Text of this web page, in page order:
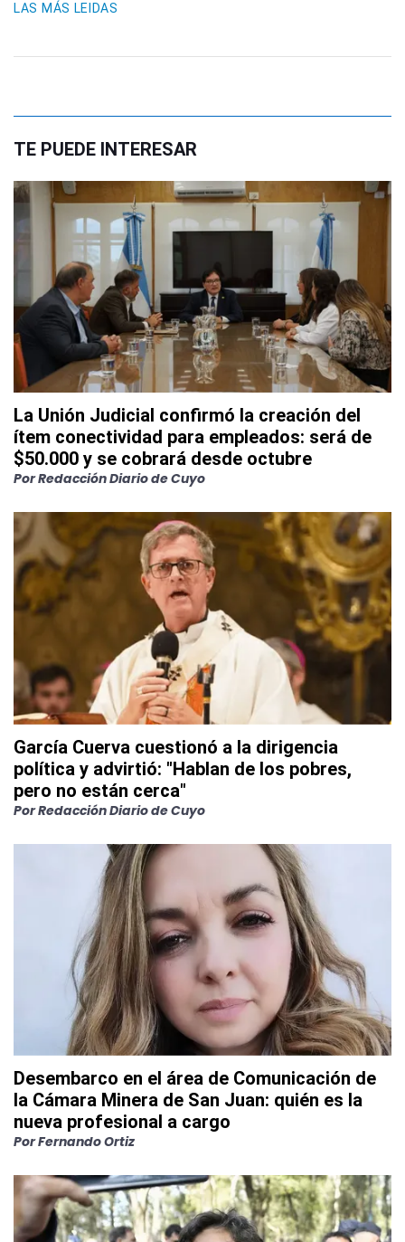
LAS MÁS LEIDAS
TE PUEDE INTERESAR
La Unión Judicial confirmó la creación del
ítem conectividad para empleados: será de
$50.000 y se cobrará desde octubre
PorRedacción Diario de Cuyo
García Cuerva cuestionó a la dirigencia
política y advirtió: "Hablan de los pobres,
pero no están cerca"
PorRedacción Diario de Cuyo
Desembarco en el área de Comunicación de
la Cámara Minera de San Juan: quién es la
nueva profesional a cargo
PorFernando Ortiz